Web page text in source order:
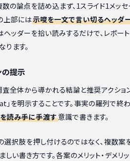
数の論点を詰め込まず、1スライド1メッ
上部には示唆を一文で言い切るヘッダ
ヘッダーを拾い読みするだけで、レポー
ます。
の提示
査全体から導かれる結論と推奨アクショ
」を明示することです。事実の羅列で終
を読み手に手渡す意識で書きます。
選択肢を押し付けるのではなく、複数案
い書き方です。各案のメリット・デメリ